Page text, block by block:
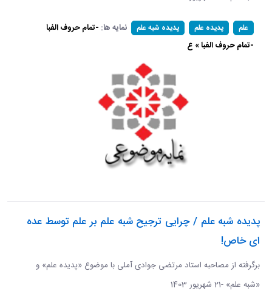
علم پدیده علم پدیده شبه علم نمایه ها: -تمام حروف الفبا
-تمام حروف الفبا » ع
پدیده شبه علم / چرایی ترجیح شبه علم بر علم توسط عده
ای خاص!
برگرفته از مصاحبه استاد مرتضی جوادی آملی با موضوع «پدیده علم» و
«شبه علم» -21 شهریور 1403